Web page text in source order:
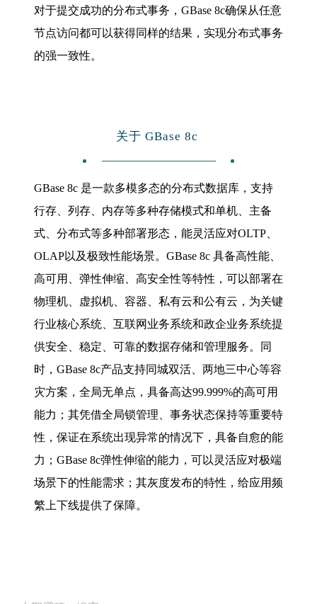
对于提交成功的分布式事务，GBase 8c确保从任意
节点访问都可以获得同样的结果，实现分布式事务
的强一致性。
关于 GBase 8c
GBase 8c 是一款多模多态的分布式数据库，支持
行存、列存、内存等多种存储模式和单机、主备
式、分布式等多种部署形态，能灵活应对OLTP、
OLAP以及极致性能场景。GBase 8c 具备高性能、
高可用、弹性伸缩、高安全性等特性，可以部署在
物理机、虚拟机、容器、私有云和公有云，为关键
行业核心系统、互联网业务系统和政企业务系统提
供安全、稳定、可靠的数据存储和管理服务。同
时，GBase 8c产品支持同城双活、两地三中心等容
灾方案，全局无单点，具备高达99.999%的高可用
能力；其凭借全局锁管理、事务状态保持等重要特
性，保证在系统出现异常的情况下，具备自愈的能
力；GBase 8c弹性伸缩的能力，可以灵活应对极端
场景下的性能需求；其灰度发布的特性，给应用频
繁上下线提供了保障。